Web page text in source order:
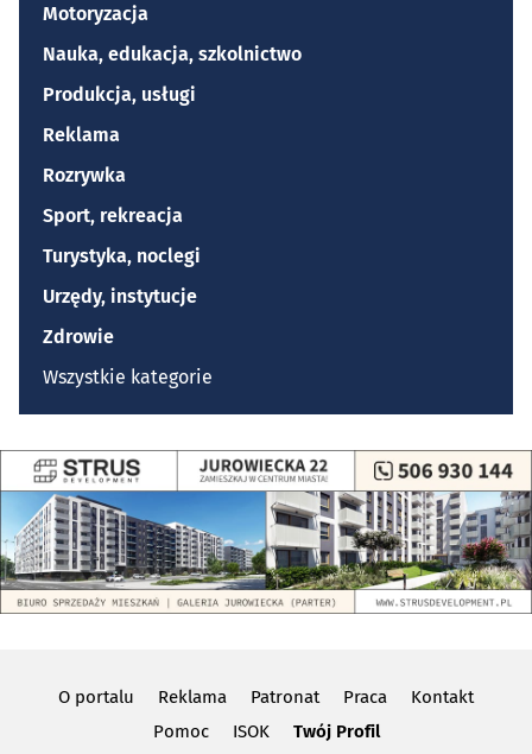
Motoryzacja
Nauka, edukacja, szkolnictwo
Produkcja, usługi
Reklama
Rozrywka
Sport, rekreacja
Turystyka, noclegi
Urzędy, instytucje
Zdrowie
Wszystkie kategorie
O portalu Reklama Patronat Praca
Kontakt
Pomoc
ISOK Twój Profil